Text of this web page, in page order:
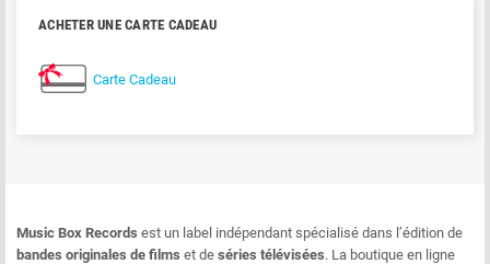
ACHETER UNE CARTE CADEAU
Carte Cadeau
Music Box Records est un label indépendant spécialisé dans l’édition de
bandes originales de films et de séries télévisées. La boutique en ligne